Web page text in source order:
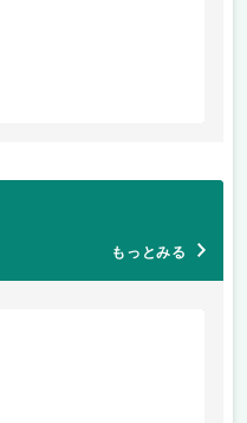
もっとみる